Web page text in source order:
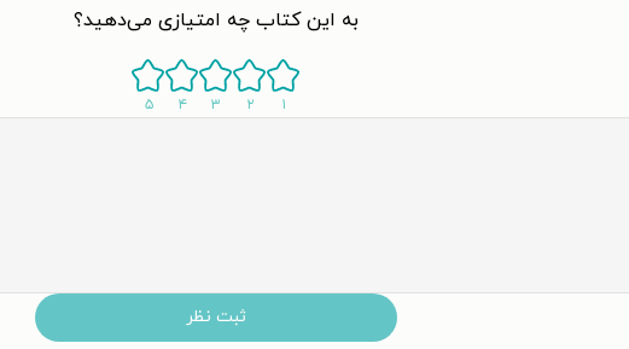
به این کتاب چه امتیازی می‌دهید؟
۱ ۲ ۳ ۴ ۵
ثبت نظر